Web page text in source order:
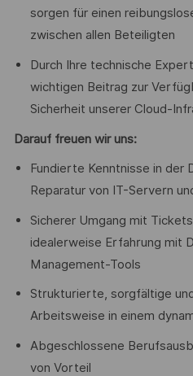
sorgen für einen
zwischen allen Beteiligten
Durch Ihre technische
wichtigen Beitrag zur
Sicherheit unserer Cloud-
Darauf freuen wir uns:
Fundierte Kenntnisse in der
Reparatur von IT-Servern
Sicherer Umgang mit
idealerweise Erfahrung mit
Management-Tools
Strukturierte, sorgfältige
Arbeitsweise in einem
Abgeschlossene
von Vorteil